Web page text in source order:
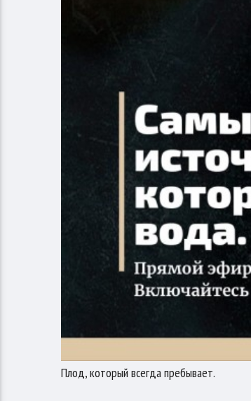
Плод, который всегда пребывает.